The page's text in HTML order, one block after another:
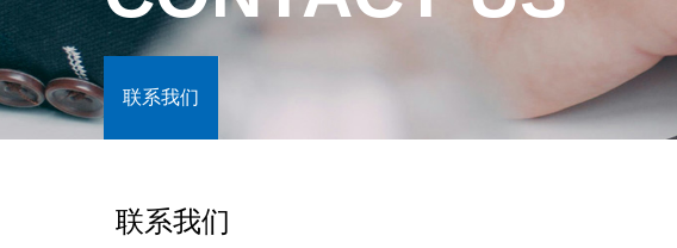
柴油发动机预热塞
定制化产品
联系我们
联系我们